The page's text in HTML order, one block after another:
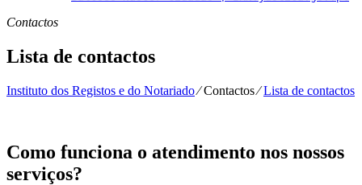
Contactos
Lista de contactos
Instituto dos Registos e do Notariado⁄Contactos⁄Lista de contactos
Como funciona o atendimento nos nossos
serviços?